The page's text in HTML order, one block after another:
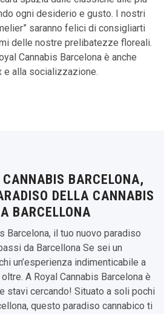
ogni desiderio e gusto. I nostri
saranno felici di consigliarti
delle nostre prelibatezze floreali.
Cannabis Barcelona è anche
e alla socializzazione.
BARCELONA,
DELLA CANNABIS
BARCELLONA
Barcelona, il tuo nuovo paradiso
da Barcellona Se sei un
un’esperienza indimenticabile a
A Royal Cannabis Barcelona è
stavi cercando! Situato a soli pochi
questo paradiso cannabico ti